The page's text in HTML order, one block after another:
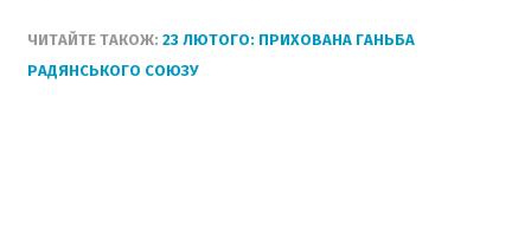
ЧИТАЙТЕ ТАКОЖ: 23 ЛЮТОГО: ПРИХОВАНА ГАНЬБА
РАДЯНСЬКОГО СОЮЗУ